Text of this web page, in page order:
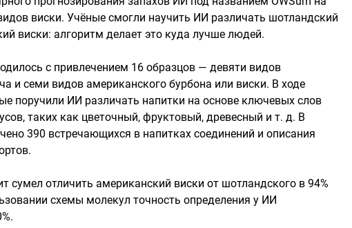
виски. Учёные смогли научить ИИ различать шотландский
виски: алгоритм делает это куда лучше людей.
с привлечением 16 образцов — девяти видов
и семи видов американского бурбона или виски. В ходе
поручили ИИ различать напитки на основе ключевых слов
таких как цветочный, фруктовый, древесный и т. д. В
390 встречающихся в напитках соединений и описания
сумел отличить американский виски от шотландского в 94%
схемы молекул точность определения у ИИ